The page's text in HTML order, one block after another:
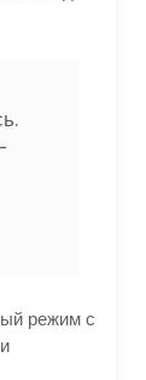
режим с